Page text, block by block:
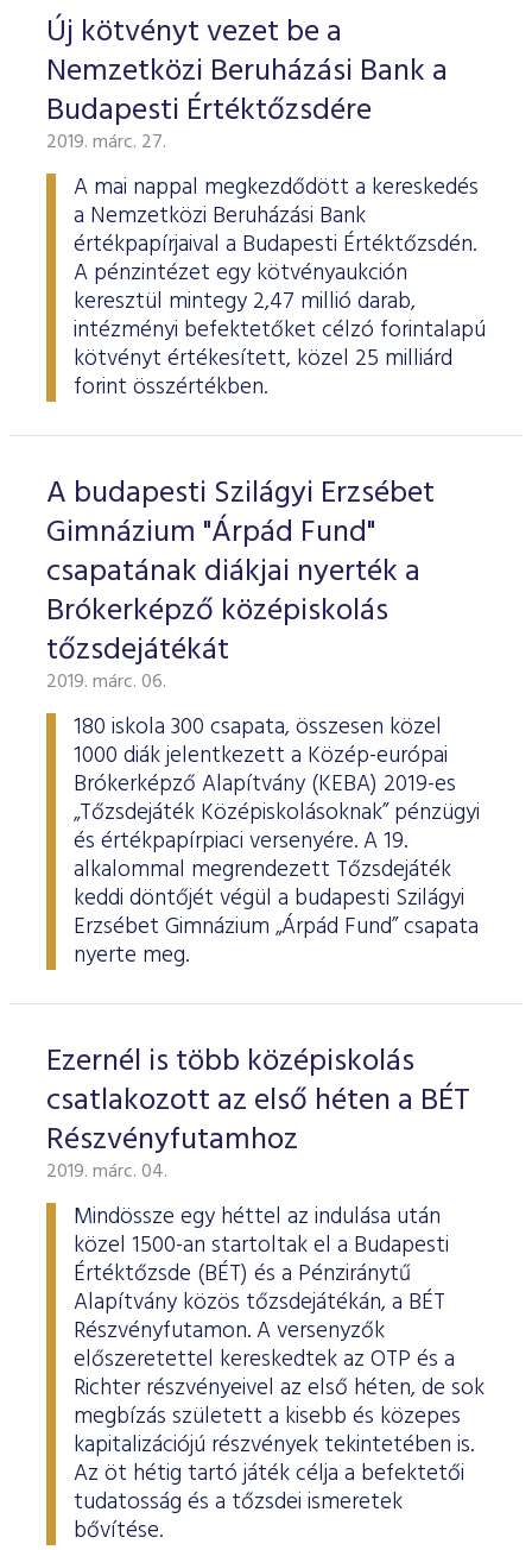
Új kötvényt vezet be a
Nemzetközi Beruházási Bank a
Budapesti Értéktőzsdére
2019. márc. 27.
A mai nappal megkezdődött a kereskedés
a Nemzetközi Beruházási Bank
értékpapírjaival a Budapesti Értéktőzsdén.
A pénzintézet egy kötvényaukción
keresztül mintegy 2,47 millió darab,
intézményi befektetőket célzó forintalapú
kötvényt értékesített, közel 25 milliárd
forint összértékben.
A budapesti Szilágyi Erzsébet
Gimnázium "Árpád Fund"
csapatának diákjai nyerték a
Brókerképző középiskolás
tőzsdejátékát
2019. márc. 06.
180 iskola 300 csapata, összesen közel
1000 diák jelentkezett a Közép-európai
Brókerképző Alapítvány (KEBA) 2019-es
„Tőzsdejáték Középiskolásoknak” pénzügyi
és értékpapírpiaci versenyére. A 19.
alkalommal megrendezett Tőzsdejáték
keddi döntőjét végül a budapesti Szilágyi
Erzsébet Gimnázium „Árpád Fund” csapata
nyerte meg.
Ezernél is több középiskolás
csatlakozott az első héten a BÉT
Részvényfutamhoz
2019. márc. 04.
Mindössze egy héttel az indulása után
közel 1500-an startoltak el a Budapesti
Értéktőzsde (BÉT) és a Pénziránytű
Alapítvány közös tőzsdejátékán, a BÉT
Részvényfutamon. A versenyzők
előszeretettel kereskedtek az OTP és a
Richter részvényeivel az első héten, de sok
megbízás született a kisebb és közepes
kapitalizációjú részvények tekintetében is.
Az öt hétig tartó játék célja a befektetői
tudatosság és a tőzsdei ismeretek
bővítése.